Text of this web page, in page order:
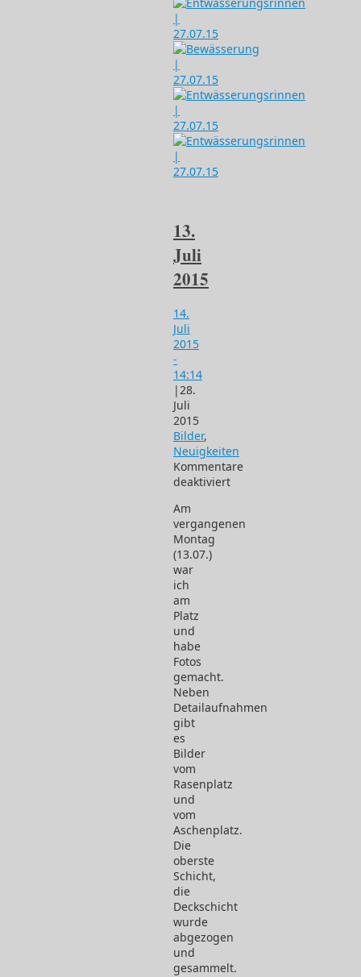
13.
Juli
2015
14.
Juli
2015
-
14:14
| 28.
Juli
2015
Bilder,
Neuigkeiten
Kommentare
deaktiviert
13.
Juli
2015
Am
vergangenen
Montag
(13.07.)
war
ich
am
Platz
und
habe
Fotos
gemacht.
Neben
Detailaufnahmen
gibt
es
Bilder
vom
Rasenplatz
und
vom
Aschenplatz.
Die
oberste
Schicht,
die
Deckschicht
wurde
abgezogen
und
gesammelt.